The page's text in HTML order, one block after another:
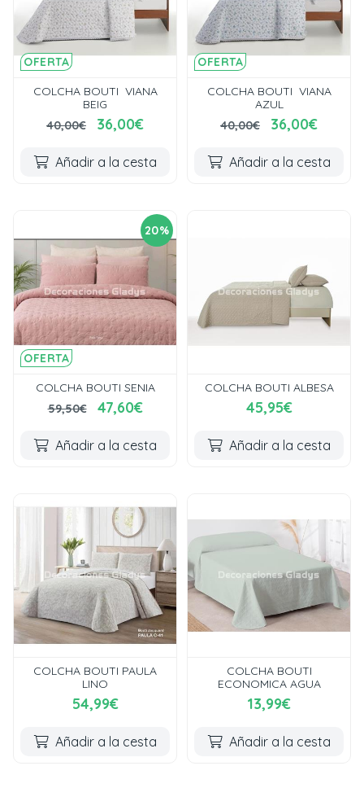
OFERTA
COLCHA BOUTI VIANA
BEIG
40,00€
36,00€
Añadir a la cesta
OFERTA
COLCHA BOUTI VIANA
AZUL
40,00€
36,00€
Añadir a la cesta
20%
OFERTA
COLCHA BOUTI SENIA
59,50€
47,60€
Añadir a la cesta
COLCHA BOUTI ALBESA
45,95€
Añadir a la cesta
COLCHA BOUTI PAULA
LINO
54,99€
Añadir a la cesta
COLCHA BOUTI
ECONOMICA AGUA
13,99€
Añadir a la cesta